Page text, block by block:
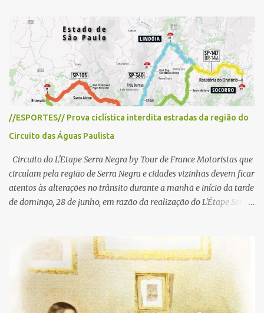
i
o
s
//ESPORTES// Prova ciclística interdita estradas da região do
Circuito das Águas Paulista
Circuito do L'Etape Serra Negra by Tour de France Motoristas que
circulam pela região de Serra Negra e cidades vizinhas devem ficar
atentos às alterações no trânsito durante a manhã e início da tarde
de domingo, 28 de junho, em razão da realização do L'Étape Serra
reunirá atletas de diferentes regiões do país e terá percursos
passando pelos municípios de Serra Negra, Amparo, Monte Alegre
do Sul, Lindoia e Socorro. Para garantir a segurança dos
participantes e do público, diversos trechos de rodovias e estradas
da região serão interditados temporariamente ao longo da prova.